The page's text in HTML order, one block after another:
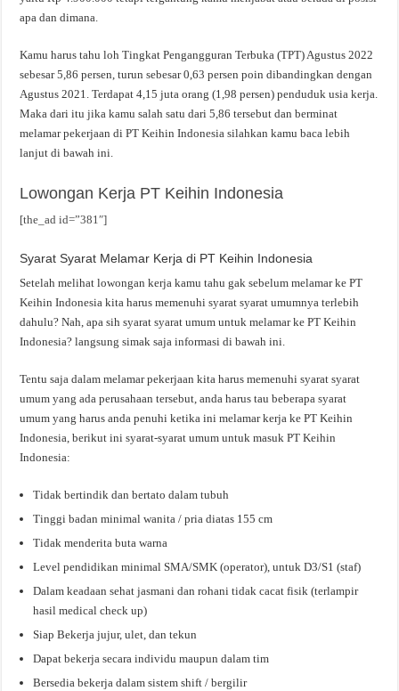
apa dan dimana.
Kamu harus tahu loh Tingkat Pengangguran Terbuka (TPT) Agustus 2022
sebesar 5,86 persen, turun sebesar 0,63 persen poin dibandingkan dengan
Agustus 2021. Terdapat 4,15 juta orang (1,98 persen) penduduk usia kerja.
Maka dari itu jika kamu salah satu dari 5,86 tersebut dan berminat
melamar pekerjaan di PT Keihin Indonesia silahkan kamu baca lebih
lanjut di bawah ini.
Lowongan Kerja PT Keihin Indonesia
[the_ad id=”381″]
Syarat Syarat Melamar Kerja di PT Keihin Indonesia
Setelah melihat lowongan kerja kamu tahu gak sebelum melamar ke PT
Keihin Indonesia kita harus memenuhi syarat syarat umumnya terlebih
dahulu? Nah, apa sih syarat syarat umum untuk melamar ke PT Keihin
Indonesia? langsung simak saja informasi di bawah ini.
Tentu saja dalam melamar pekerjaan kita harus memenuhi syarat syarat
umum yang ada perusahaan tersebut, anda harus tau beberapa syarat
umum yang harus anda penuhi ketika ini melamar kerja ke PT Keihin
Indonesia, berikut ini syarat-syarat umum untuk masuk PT Keihin
Indonesia:
Tidak bertindik dan bertato dalam tubuh
Tinggi badan minimal wanita / pria diatas 155 cm
Tidak menderita buta warna
Level pendidikan minimal SMA/SMK (operator), untuk D3/S1 (staf)
Dalam keadaan sehat jasmani dan rohani tidak cacat fisik (terlampir
hasil medical check up)
Siap Bekerja jujur, ulet, dan tekun
Dapat bekerja secara individu maupun dalam tim
Bersedia bekerja dalam sistem shift / bergilir